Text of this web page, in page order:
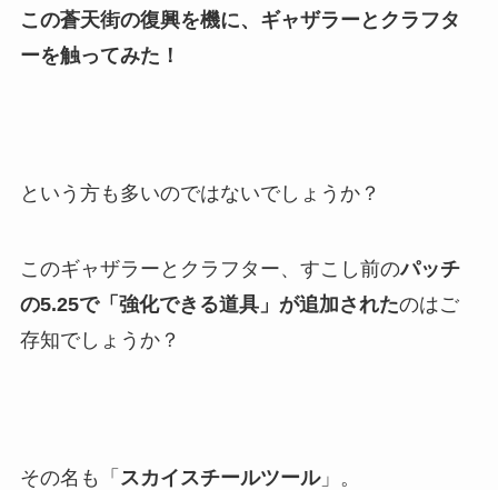
この蒼天街の復興を機に、ギャザラーとクラフタ
ーを触ってみた！
という方も多いのではないでしょうか？
このギャザラーとクラフター、すこし前のパッチ
の5.25で「強化できる道具」が追加されたのはご
存知でしょうか？
その名も「 スカイスチールツール」。